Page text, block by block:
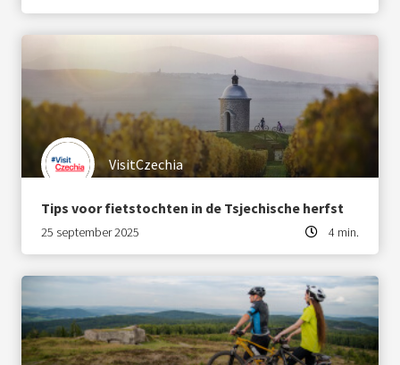
VisitCzechia
Tips voor fietstochten in de Tsjechische herfst
25 september 2025 4 min.